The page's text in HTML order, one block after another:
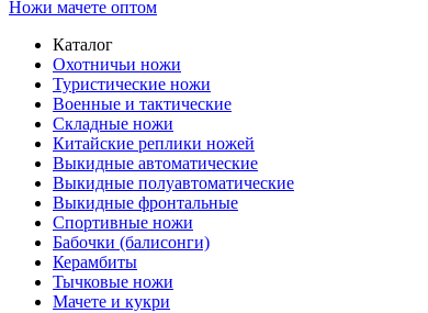
Ножи мачете оптом
Каталог
Охотничьи ножи
Туристические ножи
Военные и тактические
Складные ножи
Китайские реплики ножей
Выкидные автоматические
Выкидные полуавтоматические
Выкидные фронтальные
Спортивные ножи
Бабочки (балисонги)
Керамбиты
Тычковые ножи
Мачете и кукри